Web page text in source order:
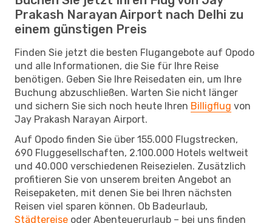
Prakash Narayan Airport nach Delhi zu
einem günstigen Preis
Finden Sie jetzt die besten Flugangebote auf Opodo
und alle Informationen, die Sie für Ihre Reise
benötigen. Geben Sie Ihre Reisedaten ein, um Ihre
Buchung abzuschließen. Warten Sie nicht länger
und sichern Sie sich noch heute Ihren Billigflug von
Jay Prakash Narayan Airport.
Auf Opodo finden Sie über 155.000 Flugstrecken,
690 Fluggesellschaften, 2.100.000 Hotels weltweit
und 40.000 verschiedenen Reisezielen. Zusätzlich
profitieren Sie von unserem breiten Angebot an
Reisepaketen, mit denen Sie bei Ihren nächsten
Reisen viel sparen können. Ob Badeurlaub,
Städtereise oder Abenteuerurlaub – bei uns finden